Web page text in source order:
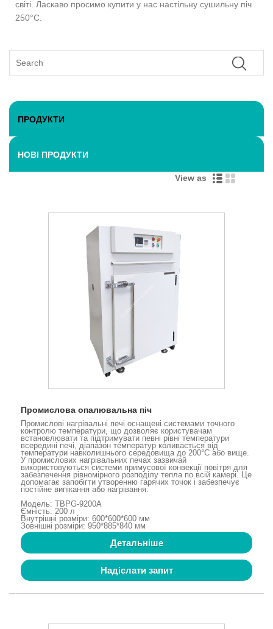
світі. Ласкаво просимо купити у нас настільну сушильну піч
250°C.
ПРОДУКТИ
НОВІ ПРОДУКТИ
View as
Промислова опалювальна піч
Промислові нагрівальні печі оснащені системами точного
контролю температури, що дозволяє користувачам
встановлювати та підтримувати певні рівні температури
всередині печі, діапазон температур коливається від
температури навколишнього середовища до 200°C або вище.
У промислових нагрівальних печах зазвичай
використовуються системи примусової конвекції повітря для
забезпечення рівномірного розподілу тепла по всій камері. Це
допомагає запобігти утворенню гарячих точок і забезпечує
постійне випікання або нагрівання.
Модель: TBPG-9200A
Ємність: 200 л
Внутрішні розміри: 600*600*600 мм
Зовнішні розміри: 950*885*840 мм
Детальніше
Надіслати запит